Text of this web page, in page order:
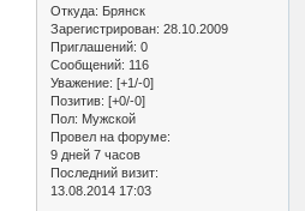
Откуда: Брянск
Зарегистрирован: 28.10.2009
Приглашений: 0
Сообщений: 116
Уважение: [+1/-0]
Позитив: [+0/-0]
Пол: Мужской
Провел на форуме:
9 дней 7 часов
Последний визит:
13.08.2014 17:03